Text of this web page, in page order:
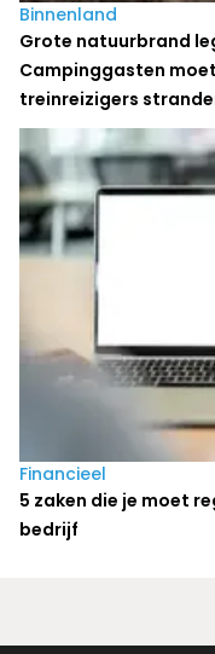
Binnenland
Grote natuurbrand
Campinggasten
treinreizigers
Financieel
5 zaken die je moet
bedrijf